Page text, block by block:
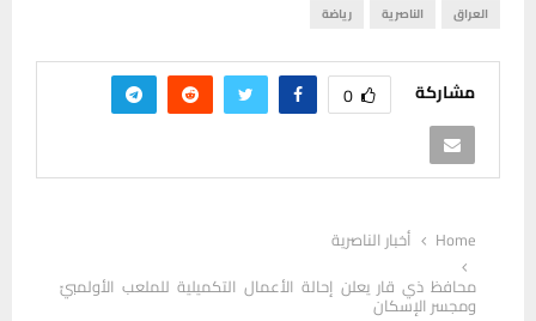
العراق الناصرية رياضة
مشاركة 0
Home
أخبار الناصرية
محافظ ذي قار يعلن إحالة الأعمال التكميلية للملعب الأولمبيّ
ومجسر الإسكان